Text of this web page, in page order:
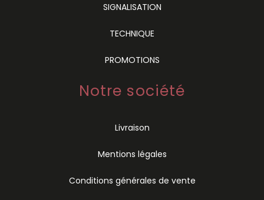
SIGNALISATION
TECHNIQUE
PROMOTIONS
Notre société
Livraison
Mentions légales
Conditions générales de vente